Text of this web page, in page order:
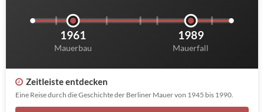
1961
Mauerbau
1989
Mauerfall
Zeitleiste entdecken
Eine Reise durch die Geschichte der Berliner Mauer von 1945 bis 1990.